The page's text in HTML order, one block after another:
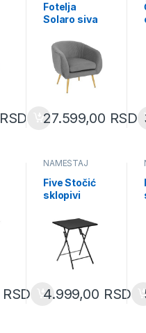
RSD
Fotelja
Solaro siva
27.599,00 RSD
RSD
NAMEŠTAJ
Five Stočić
sklopivi
crna
(114264A)
4.999,00 RSD